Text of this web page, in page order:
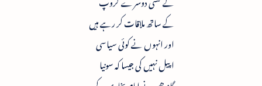
کے ساتھ ملاقات کر رہے ہیں
اور انہوں نے کوئی سیاسی
اپیل نہیں کی جیسا کہ سونیا